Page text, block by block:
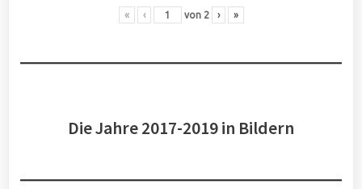
« ‹ von 2 › »
Die Jahre 2017-2019 in Bildern